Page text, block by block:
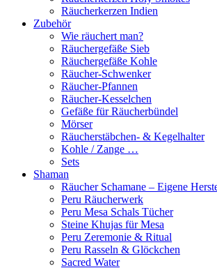
Räucherkerzen Indien
Zubehör
Wie räuchert man?
Räuchergefäße Sieb
Räuchergefäße Kohle
Räucher-Schwenker
Räucher-Pfannen
Räucher-Kesselchen
Gefäße für Räucherbündel
Mörser
Räucherstäbchen- & Kegelhalter
Kohle / Zange …
Sets
Shaman
Räucher Schamane – Eigene
Peru Räucherwerk
Peru Mesa Schals Tücher
Steine Khujas für Mesa
Peru Zeremonie & Ritual
Peru Rasseln & Glöckchen
Sacred Water